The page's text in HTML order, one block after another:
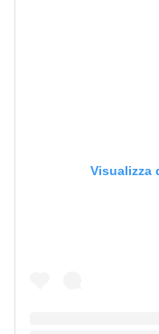
Visualizza